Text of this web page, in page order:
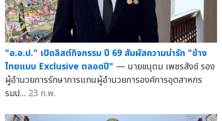
"อ.อ.ป." เปิดลิสต์กิจกรรม ปี 69 สัมผัสความน่ารัก "ช้าง
ไทยแบบ Exclusive ตลอดปี" — นายชนุดม เพชรสังข์ รอง
ผู้อำนวยการรักษาการแทนผู้อำนวยการองค์การอุตสาหกร
รมป... 23 ก.พ.